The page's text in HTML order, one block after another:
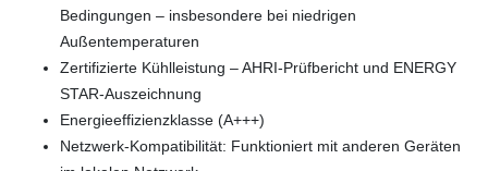
Bedingungen – insbesondere bei niedrigen
Außentemperaturen
Zertifizierte Kühlleistung – AHRI-Prüfbericht und ENERGY
STAR-Auszeichnung
Energieeffizienzklasse (A+++)
Netzwerk-Kompatibilität: Funktioniert mit anderen Geräten